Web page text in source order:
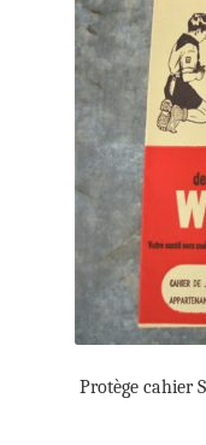
Protège cahier